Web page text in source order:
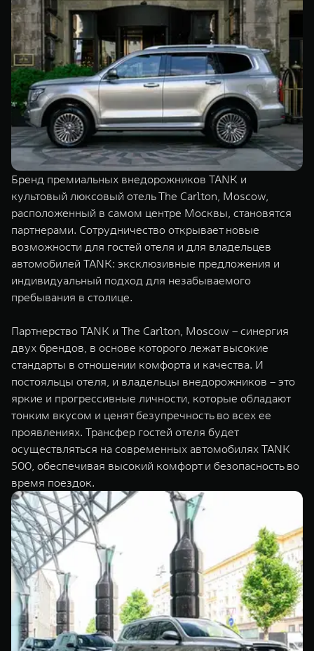
TANK 500
Веди за собой
от 6 499 000 ₽
TANK 700
Сила
от 10 199
WEY 07
Расширяя границы комфорта
от 6 149 000 ₽
WEY 05
Эстетика
от 5 699
WEY 80
Масштаб возможностей
от 6 449 000 ₽
Масштаб
от 8 099
TANK Финансы
Корпоративным клиентам
TANK ФИНАНСЫ
TANK Кредит
TANK Лизинг
TANK Страхование
Сервис
Специальные предложения
Моторные масла
ЦИФРОВЫЕ СЕРВИСЫ TANK
Цифровые сервисы TANK
Подписки
Бренд премиальных внедорожников TANK и
культовый люксовый отель The Carlton, Moscow,
расположенный в самом центре Москвы, становятся
партнерами. Сотрудничество открывает новые
возможности для гостей отеля и для владельцев
автомобилей TANK: эксклюзивные предложения и
индивидуальный подход для незабываемого
пребывания в столице.
Партнерство TANK и The Carlton, Moscow – синергия
двух брендов, в основе которого лежат высокие
стандарты в отношении комфорта и качества. И
постояльцы отеля, и владельцы внедорожников – это
яркие и прогрессивные личности, которые обладают
тонким вкусом и ценят безупречность во всех ее
проявлениях. Трансфер гостей отеля будет
осуществляться на современных автомобилях TANK
500, обеспечивая высокий комфорт и безопасность во
время поездок.